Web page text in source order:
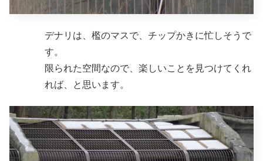
デナリは、檻のマスで、チップかきに忙しそうで
す。
限られた空間なので、楽しいことを見つけてくれ
れば、と思います。